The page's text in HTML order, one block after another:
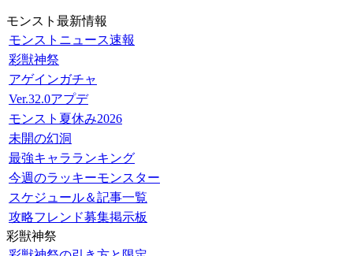
モンスト最新情報
モンストニュース速報
彩獣神祭
アゲインガチャ
Ver.32.0アプデ
モンスト夏休み2026
未開の幻洞
最強キャラランキング
今週のラッキーモンスター
スケジュール＆記事一覧
攻略フレンド募集掲示板
彩獣神祭